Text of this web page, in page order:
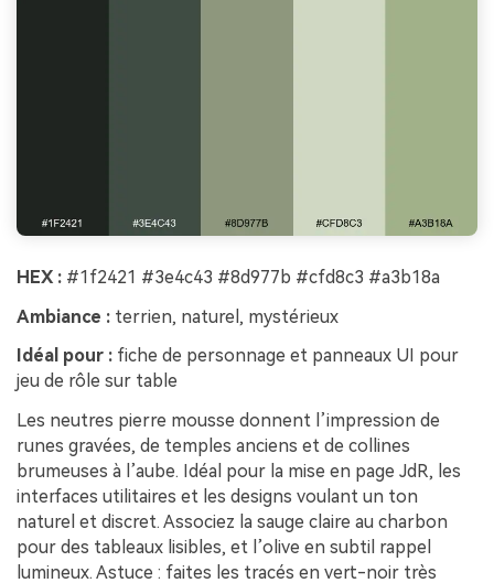
HEX : #1f2421 #3e4c43 #8d977b #cfd8c3 #a3b18a
Ambiance : terrien, naturel, mystérieux
Idéal pour : fiche de personnage et panneaux UI pour
jeu de rôle sur table
Les neutres pierre mousse donnent l’impression de
runes gravées, de temples anciens et de collines
brumeuses à l’aube. Idéal pour la mise en page JdR, les
interfaces utilitaires et les designs voulant un ton
naturel et discret. Associez la sauge claire au charbon
pour des tableaux lisibles, et l’olive en subtil rappel
lumineux. Astuce : faites les tracés en vert-noir très